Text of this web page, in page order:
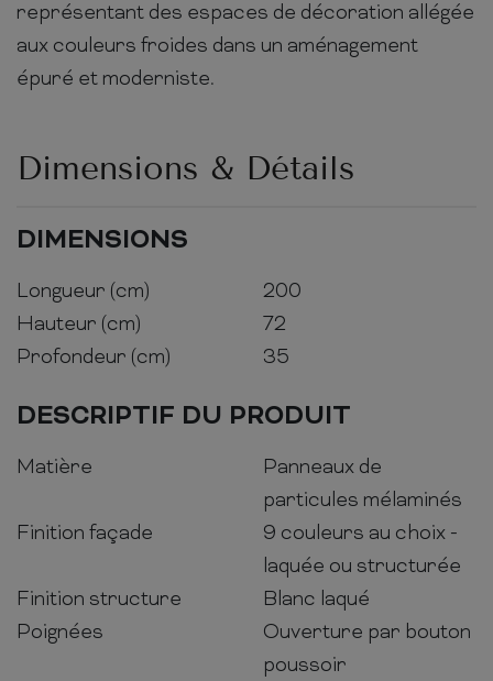
représentant des espaces de décoration allégée
aux couleurs froides dans un aménagement
épuré et moderniste.
Dimensions & Détails
DIMENSIONS
Longueur (cm)
200
Hauteur (cm)
72
Profondeur (cm)
35
DESCRIPTIF DU PRODUIT
Matière
Panneaux de
particules mélaminés
Finition façade
9 couleurs au choix -
laquée ou structurée
Finition structure
Blanc laqué
Poignées
Ouverture par bouton
poussoir